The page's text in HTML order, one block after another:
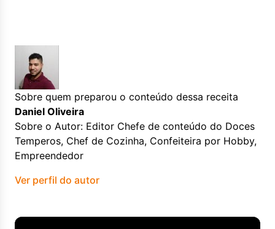
Sobre quem preparou o conteúdo dessa receita
Daniel Oliveira
Sobre o Autor: Editor Chefe de conteúdo do Doces
Temperos, Chef de Cozinha, Confeiteira por Hobby,
Empreendedor
Ver perfil do autor